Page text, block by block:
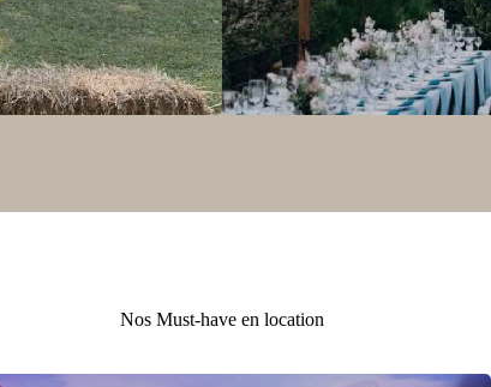
Nos Must-have en location